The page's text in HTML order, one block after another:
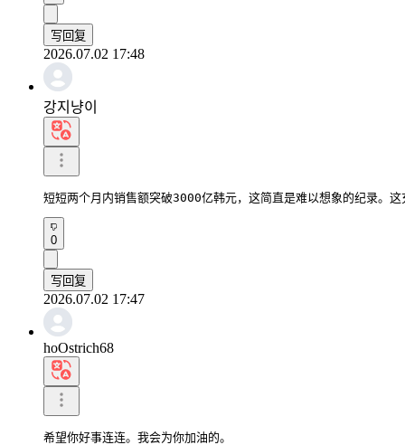
写回复
2026.07.02 17:48
강지냥이
短短两个月内销售额突破3000亿韩元，这简直是难以想象的纪录。
0
写回复
2026.07.02 17:47
hoOstrich68
希望你好事连连。我会为你加油的。